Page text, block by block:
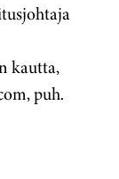
kautta,
puh.